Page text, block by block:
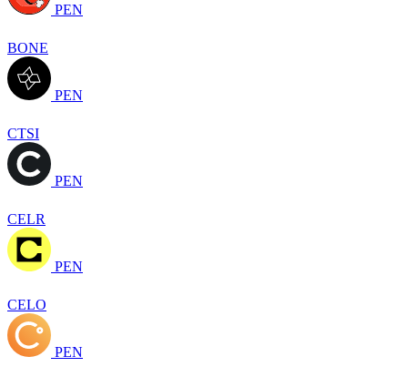
PEN
BONE
PEN
CTSI
PEN
CELR
PEN
CELO
PEN